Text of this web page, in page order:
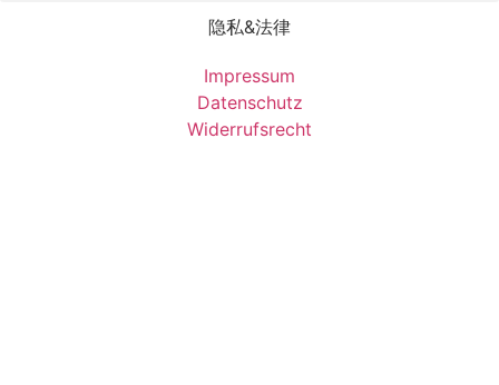
隐私&法律
Impressum
Datenschutz
Widerrufsrecht